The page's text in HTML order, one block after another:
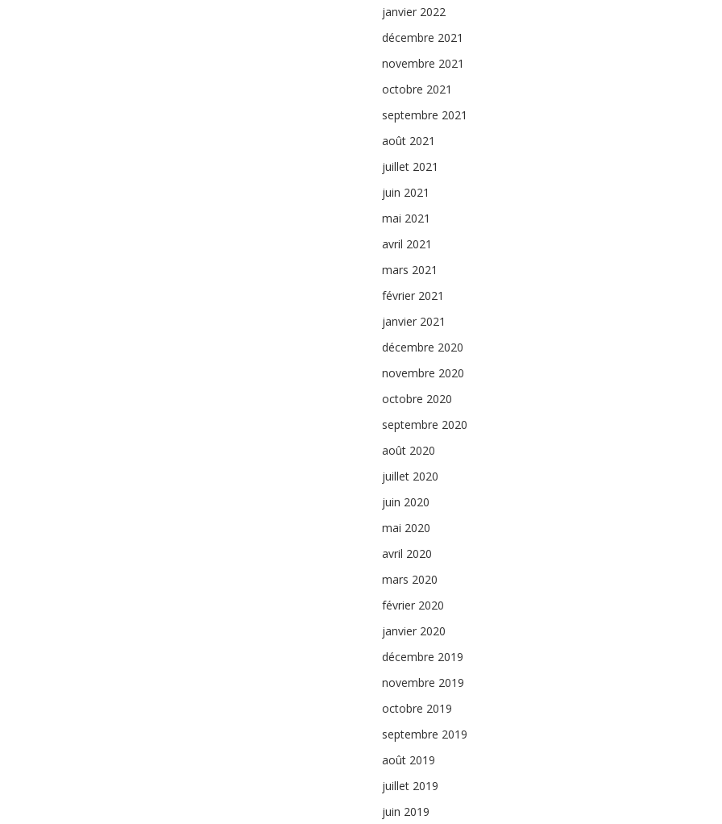
janvier 2022
décembre 2021
novembre 2021
octobre 2021
septembre 2021
août 2021
juillet 2021
juin 2021
mai 2021
avril 2021
mars 2021
février 2021
janvier 2021
décembre 2020
novembre 2020
octobre 2020
septembre 2020
août 2020
juillet 2020
juin 2020
mai 2020
avril 2020
mars 2020
février 2020
janvier 2020
décembre 2019
novembre 2019
octobre 2019
septembre 2019
août 2019
juillet 2019
juin 2019